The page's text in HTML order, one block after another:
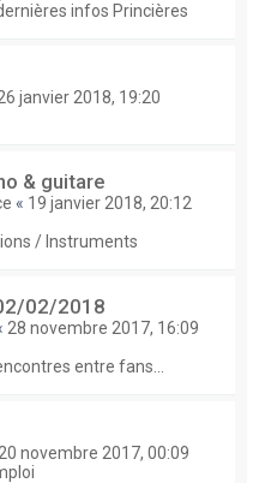
infos Princières
janvier 2018, 19:20
& guitare
« 19 janvier 2018, 20:12
/ Instruments
02/2018
28 novembre 2017, 16:09
entre fans...
20 novembre 2017, 00:09